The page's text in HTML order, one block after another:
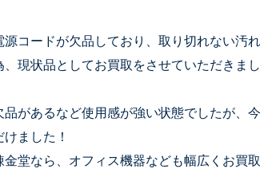
源コードが欠品しており、取り切れない汚
、現状品としてお買取をさせていただきまし
品があるなど使用感が強い状態でしたが、
けました！
金堂なら、オフィス機器なども幅広くお買